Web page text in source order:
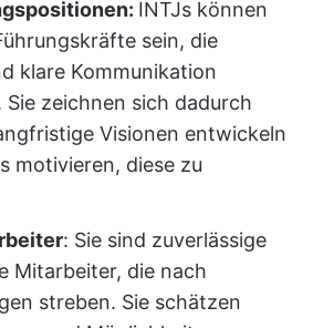
INTJs können
sein, die
klare Kommunikation
zeichnen sich dadurch
Visionen entwickeln
motivieren, diese zu
: Sie sind zuverlässige
Mitarbeiter, die nach
streben. Sie schätzen